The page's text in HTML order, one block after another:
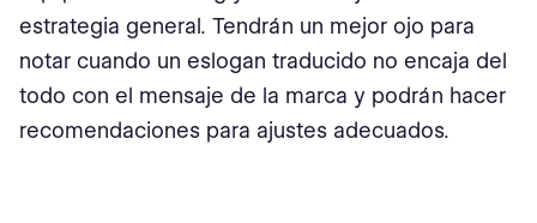
estrategia general. Tendrán un mejor ojo para
notar cuando un eslogan traducido no encaja del
todo con el mensaje de la marca y podrán hacer
recomendaciones para ajustes adecuados.